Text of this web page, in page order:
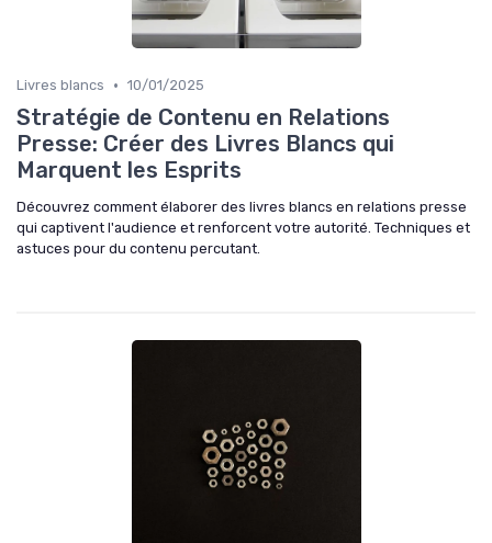
Livres blancs • 10/01/2025
Stratégie de Contenu en Relations
Presse: Créer des Livres Blancs qui
Marquent les Esprits
Découvrez comment élaborer des livres blancs en relations presse
qui captivent l'audience et renforcent votre autorité. Techniques et
astuces pour du contenu percutant.